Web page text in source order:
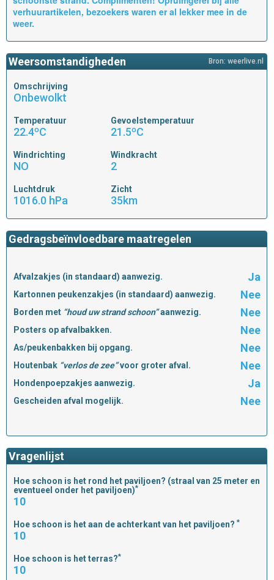
verhuurartikelen, bezoekers waren er al lekker mee in de
weer.
Weersomstandigheden Bron: weerlive.nl
Omschrijving
Onbewolkt
Temperatuur
22.4ºC
Gevoelstemperatuur
21.5ºC
Windrichting
NO
Windkracht
2
Luchtdruk
1016.0 hPa
Zicht
35km
Gedragsbeïnvloedbare maatregelen
Afvalzakjes (in standaard) aanwezig. Ja
Kartonnen peukenzakjes (in standaard) aanwezig. Nee
Borden met “houd uw strand schoon”aanwezig. Nee
Posters op afvalbakken. Nee
As/peukenbakken bij opgang. Nee
Houtenbak “verlos de zee”voor groter afval. Nee
Hondenpoepzakjes aanwezig. Ja
Gescheiden afval mogelijk. Nee
Vragenlijst
Hoe schoon is het rond het paviljoen? (straal van 25 meter en
eventueel onder het paviljoen)*
10
Hoe schoon is het aan de achterkant van het paviljoen? *
10
Hoe schoon is het terras?*
10